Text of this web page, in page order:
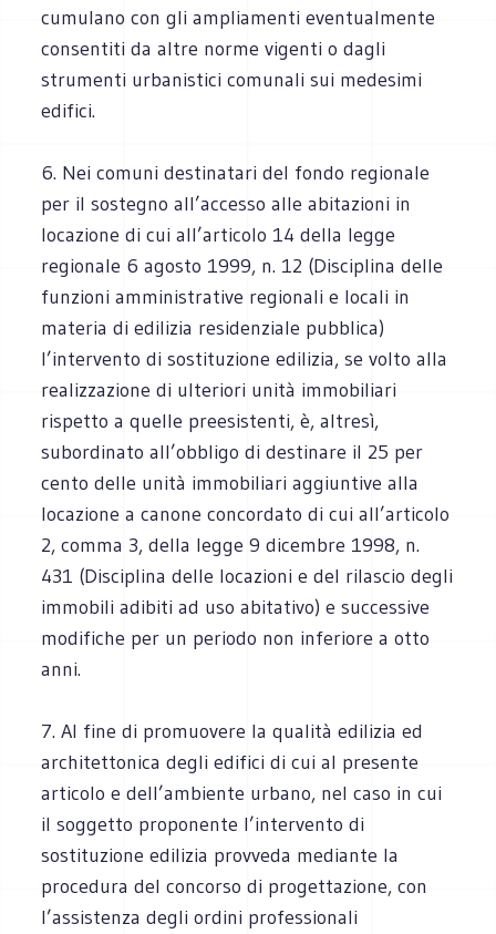
cumulano con gli ampliamenti eventualmente
consentiti da altre norme vigenti o dagli
strumenti urbanistici comunali sui medesimi
edifici.
6. Nei comuni destinatari del fondo regionale
per il sostegno all’accesso alle abitazioni in
locazione di cui all’articolo 14 della legge
regionale 6 agosto 1999, n. 12 (Disciplina delle
funzioni amministrative regionali e locali in
materia di edilizia residenziale pubblica)
l’intervento di sostituzione edilizia, se volto alla
realizzazione di ulteriori unità immobiliari
rispetto a quelle preesistenti, è, altresì,
subordinato all’obbligo di destinare il 25 per
cento delle unità immobiliari aggiuntive alla
locazione a canone concordato di cui all’articolo
2, comma 3, della legge 9 dicembre 1998, n.
431 (Disciplina delle locazioni e del rilascio degli
immobili adibiti ad uso abitativo) e successive
modifiche per un periodo non inferiore a otto
anni.
7. Al fine di promuovere la qualità edilizia ed
architettonica degli edifici di cui al presente
articolo e dell’ambiente urbano, nel caso in cui
il soggetto proponente l’intervento di
sostituzione edilizia provveda mediante la
procedura del concorso di progettazione, con
l’assistenza degli ordini professionali